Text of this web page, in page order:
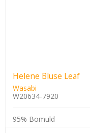
Helene Bluse Leaf
Wasabi
W20634-7920
95% Bomuld